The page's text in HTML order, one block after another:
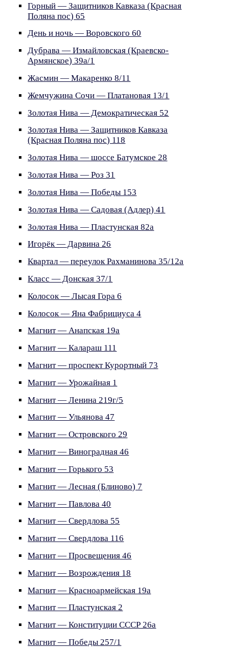
Горный — Защитников Кавказа (Красная
Поляна пос) 65
День и ночь — Воровского 60
Дубрава — Измайловская (Краевско-
Армянское) 39а/1
Жасмин — Макаренко 8/11
Жемчужина Сочи — Платановая 13/1
Золотая Нива — Демократическая 52
Золотая Нива — Защитников Кавказа
(Красная Поляна пос) 118
Золотая Нива — шоссе Батумское 28
Золотая Нива — Роз 31
Золотая Нива — Победы 153
Золотая Нива — Садовая (Адлер) 41
Золотая Нива — Пластунская 82а
Игорёк — Дарвина 26
Квартал — переулок Рахманинова 35/12а
Класс — Донская 37/1
Колосок — Лысая Гора 6
Колосок — Яна Фабрициуса 4
Магнит — Анапская 19а
Магнит — Калараш 111
Магнит — проспект Курортный 73
Магнит — Урожайная 1
Магнит — Ленина 219г/5
Магнит — Ульянова 47
Магнит — Островского 29
Магнит — Виноградная 46
Магнит — Горького 53
Магнит — Лесная (Блиново) 7
Магнит — Павлова 40
Магнит — Свердлова 55
Магнит — Свердлова 116
Магнит — Просвещения 46
Магнит — Возрождения 18
Магнит — Красноармейская 19а
Магнит — Пластунская 2
Магнит — Конституции СССР 26а
Магнит — Победы 257/1